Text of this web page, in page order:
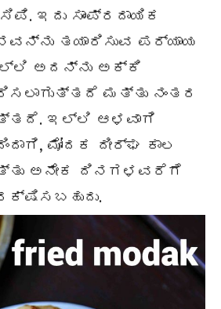
ಇದು ಸಾಂಪ್ರದಾಯಿಕ
ತಯಾರಿಸುವ ಪರ್ಯಾಯ
ಅದನ್ನು ಅಕ್ಕಿ
ಮತ್ತು ನಂತರ
ಇಲ್ಲಿ ಆಳವಾಗಿ
ಮೋದಕ ದೀರ್ಘ ಕಾಲ
ಅನೇಕ ದಿನಗಳವರೆಗೆ